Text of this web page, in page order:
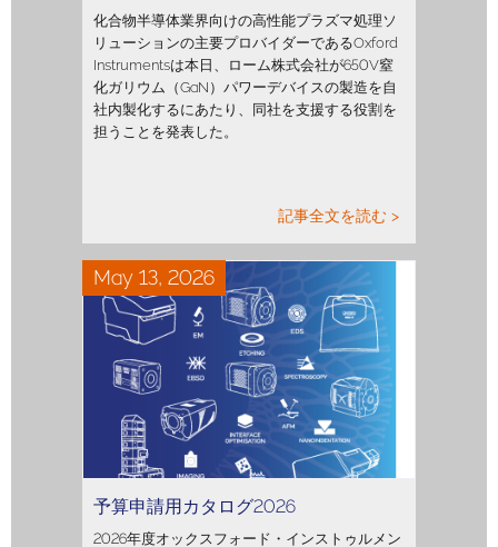
化合物半導体業界向けの高性能プラズマ処理ソ
リューションの主要プロバイダーであるOxford
Instrumentsは本日、ローム株式会社が650V窒
化ガリウム（GaN）パワーデバイスの製造を自
社内製化するにあたり、同社を支援する役割を
担うことを発表した。
記事全文を読む >
May 13, 2026
予算申請用カタログ2026
2026年度オックスフォード・インストゥルメン